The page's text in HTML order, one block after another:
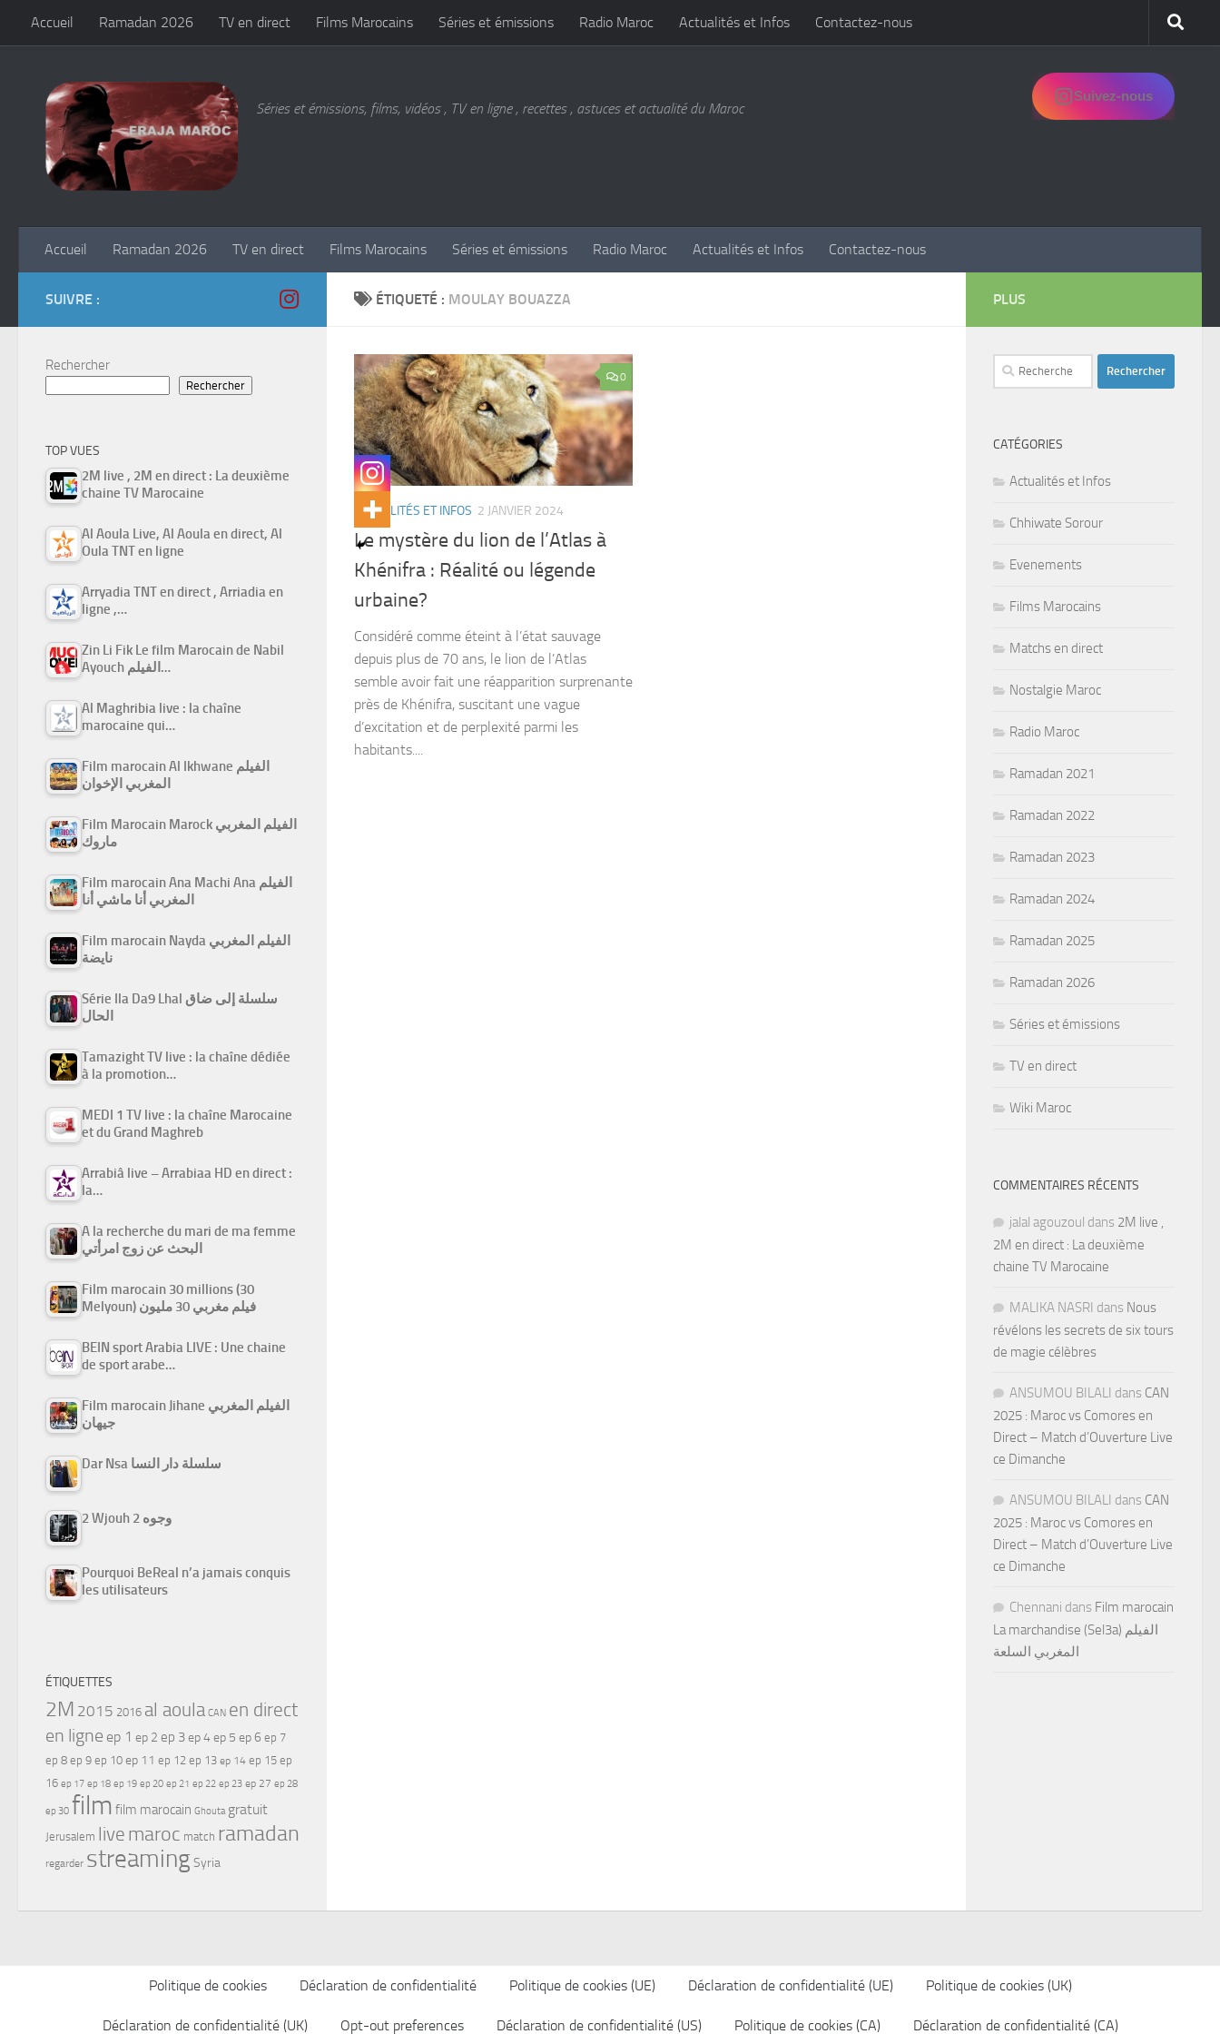
Skip to content
Accueil Ramadan 2026 TV en direct Films Marocains Séries et émissions Radio Maroc Actualités et Infos Contactez-nous
Séries et émissions, films, vidéos , TV en ligne , recettes , astuces et actualité du Maroc
Suivez-nous
Accueil Ramadan 2026 TV en direct Films Marocains Séries et émissions Radio Maroc Actualités et Infos Contactez-nous
ÉTIQUETÉ : MOULAY BOUAZZA
0
ACTUALITÉS ET INFOS 2 JANVIER 2024
Le mystère du lion de l’Atlas à
Khénifra : Réalité ou légende
urbaine?
Considéré comme éteint à l’état sauvage
depuis plus de 70 ans, le lion de l’Atlas
semble avoir fait une réapparition surprenante
près de Khénifra, suscitant une vague
d’excitation et de perplexité parmi les
habitants....
SUIVRE :
Rechercher
Rechercher
TOP VUES
2M live , 2M en direct : La deuxième
chaine TV Marocaine
Al Aoula Live, Al Aoula en direct, Al
Oula TNT en ligne
Arryadia TNT en direct , Arriadia en
ligne ,…
Zin Li Fik Le film Marocain de Nabil
Ayouch الفيلم…
Al Maghribia live : la chaîne
marocaine qui…
Film marocain Al Ikhwane الفيلم
المغربي الإخوان
Film Marocain Marock الفيلم المغربي
ماروك
Film marocain Ana Machi Ana الفيلم
المغربي أنا ماشي أنا
Film marocain Nayda الفيلم المغربي
نايضة
Série Ila Da9 Lhal سلسلة إلى ضاق
الحال
Tamazight TV live : la chaîne dédiée
à la promotion…
MEDI 1 TV live : la chaîne Marocaine
et du Grand Maghreb
Arrabiâ live – Arrabiaa HD en direct :
la…
A la recherche du mari de ma femme
البحث عن زوج امرأتي
Film marocain 30 millions (30
Melyoun) فيلم مغربي 30 مليون
BEIN sport Arabia LIVE : Une chaine
de sport arabe…
Film marocain Jihane الفيلم المغربي
جيهان
Dar Nsa سلسلة دار النسا
2 Wjouh 2 وجوه
Pourquoi BeReal n’a jamais conquis
les utilisateurs
ÉTIQUETTES
2M 2015 2016 al aoula CAN en direct
en ligne ep 1 ep 2 ep 3ep 4ep 5 ep 6 ep 7
ep 8 ep 9 ep 10 ep 11 ep 12 ep 13 ep 14 ep 15 ep
16 ep 17 ep 18 ep 19 ep 20 ep 21 ep 22 ep 23 ep 27 ep 28
ep 30 film film marocain Ghouta gratuit
Jerusalem live maroc match ramadan
regarder streamingSyria
PLUS
Rechercher :
CATÉGORIES
Actualités et Infos
Chhiwate Sorour
Evenements
Films Marocains
Matchs en direct
Nostalgie Maroc
Radio Maroc
Ramadan 2021
Ramadan 2022
Ramadan 2023
Ramadan 2024
Ramadan 2025
Ramadan 2026
Séries et émissions
TV en direct
Wiki Maroc
COMMENTAIRES RÉCENTS
jalal agouzoul dans 2M live ,
2M en direct : La deuxième
chaine TV Marocaine
MALIKA NASRI dans Nous
révélons les secrets de six tours
de magie célèbres
ANSUMOU BILALI dans CAN
2025 : Maroc vs Comores en
Direct – Match d’Ouverture Live
ce Dimanche
ANSUMOU BILALI dans CAN
2025 : Maroc vs Comores en
Direct – Match d’Ouverture Live
ce Dimanche
Chennani dans Film marocain
La marchandise (Sel3a) الفيلم
المغربي السلعة
Politique de cookies Déclaration de confidentialité Politique de cookies (UE) Déclaration de confidentialité (UE) Politique de cookies (UK)
Déclaration de confidentialité (UK) Opt-out preferences Déclaration de confidentialité (US) Politique de cookies (CA) Déclaration de confidentialité (CA)